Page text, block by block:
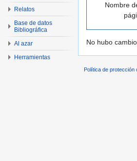
Nombre
No hubo
Relatos
Base de datos
Bibliográfica
Al azar
Herramientas
Política de protección